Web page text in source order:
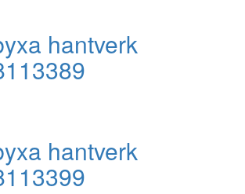
hantverk
hantverk